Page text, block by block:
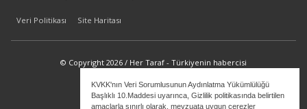
KVKK'nın Veri Sorumlusunun Aydınlatma Yükümlülüğü
Başlıklı 10.Maddesi uyarınca, Gizlilik politikasında belirtilen
amaçlarla sınırlı olarak, mevzuata uygun çerezler
Veri Politikası Site Haritası
© Copyright 2026 / Her Taraf - Türkiyenin habercisi
bilgi@hertaraf.com